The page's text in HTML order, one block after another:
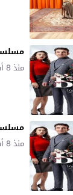
مسلسل
منذ 8 أشهر
مسلسل
منذ 8 أشهر